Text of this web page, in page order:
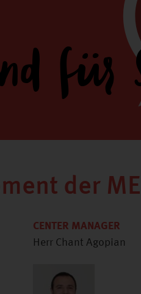
für
der
CENTER MANAGER
Herr Chant Agopian